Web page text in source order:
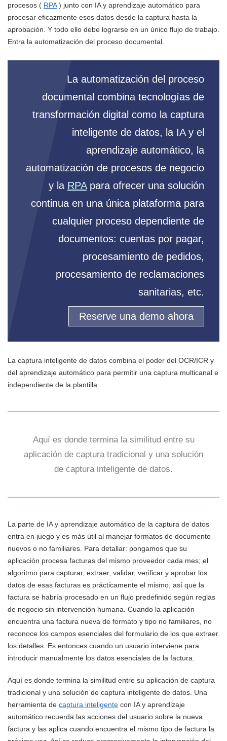
procesos ( RPA) junto con IA y aprendizaje automático para
procesar eficazmente esos datos desde la captura hasta la
aprobación. Y todo ello debe lograrse en un único flujo de trabajo.
Entra la automatización del proceso documental.
La automatización del proceso
documental combina tecnologías de
transformación digital como la captura
inteligente de datos, la IA y el
aprendizaje automático, la
automatización de procesos de negocio
y la RPApara ofrecer una solución
continua en una única plataforma para
cualquier proceso dependiente de
documentos: cuentas por pagar,
procesamiento de pedidos,
procesamiento de reclamaciones
sanitarias, etc.
Reserve una demo ahora
La captura inteligente de datos combina el poder del OCR/ICR y
del aprendizaje automático para permitir una captura multicanal e
independiente de la plantilla.
Aquí es donde termina la similitud entre su
aplicación de captura tradicional y una solución
de captura inteligente de datos.
La parte de IA y aprendizaje automático de la captura de datos
entra en juego y es más útil al manejar formatos de documento
nuevos o no familiares. Para detallar: pongamos que su
aplicación procesa facturas del mismo proveedor cada mes; el
algoritmo para capturar, extraer, validar, verificar y aprobar los
datos de esas facturas es prácticamente el mismo, así que la
factura se habría procesado en un flujo predefinido según reglas
de negocio sin intervención humana. Cuando la aplicación
encuentra una factura nueva de formato y tipo no familiares, no
reconoce los campos esenciales del formulario de los que extraer
los detalles. Es entonces cuando un usuario interviene para
introducir manualmente los datos esenciales de la factura.
Aquí es donde termina la similitud entre su aplicación de captura
tradicional y una solución de captura inteligente de datos. Una
herramienta de captura inteligente con IA y aprendizaje
automático recuerda las acciones del usuario sobre la nueva
factura y las aplica cuando encuentra el mismo tipo de factura la